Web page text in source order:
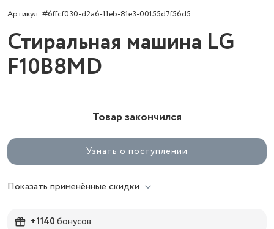
Артикул: #6ffcf030-d2a6-11eb-81e3-00155d7f56d5
Стиральная машина LG
F10B8MD
Товар закончился
Узнать о поступлении
Показать применённые скидки
+1140бонусов